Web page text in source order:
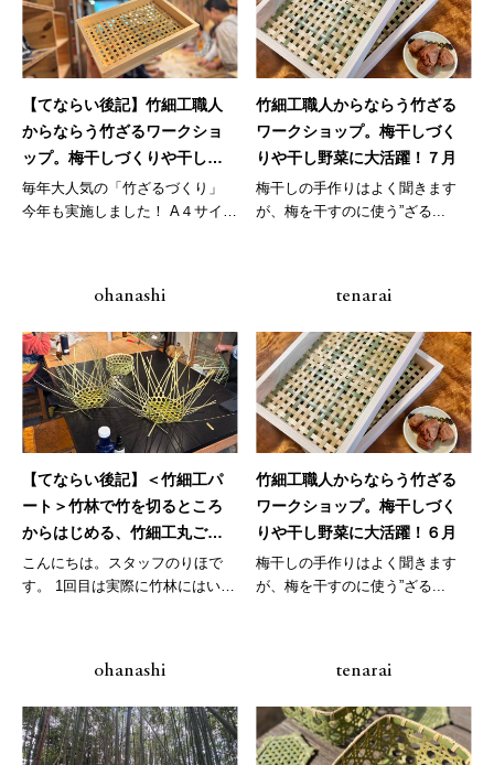
【てならい後記】竹細工職人
からならう竹ざるワークショ
ップ。梅干しづくりや干し野
菜に大活躍！
毎年大人気の「竹ざるづくり」
今年も実施しました！ A４サイズ
竹細工職人からならう竹ざる
ワークショップ。梅干しづく
りや干し野菜に大活躍！７月
梅干しの手作りはよく聞きます
が、梅を干すのに使う”ざる...
ohanashi
【てならい後記】＜竹細工パ
ート＞竹林で竹を切るところ
からはじめる、竹細工丸ごと
体感ワークショップ。
こんにちは。スタッフのりほで
す。 1回目は実際に竹林にはいっ
tenarai
竹細工職人からならう竹ざる
ワークショップ。梅干しづく
りや干し野菜に大活躍！６月
梅干しの手作りはよく聞きます
が、梅を干すのに使う”ざる...
ohanashi tenarai